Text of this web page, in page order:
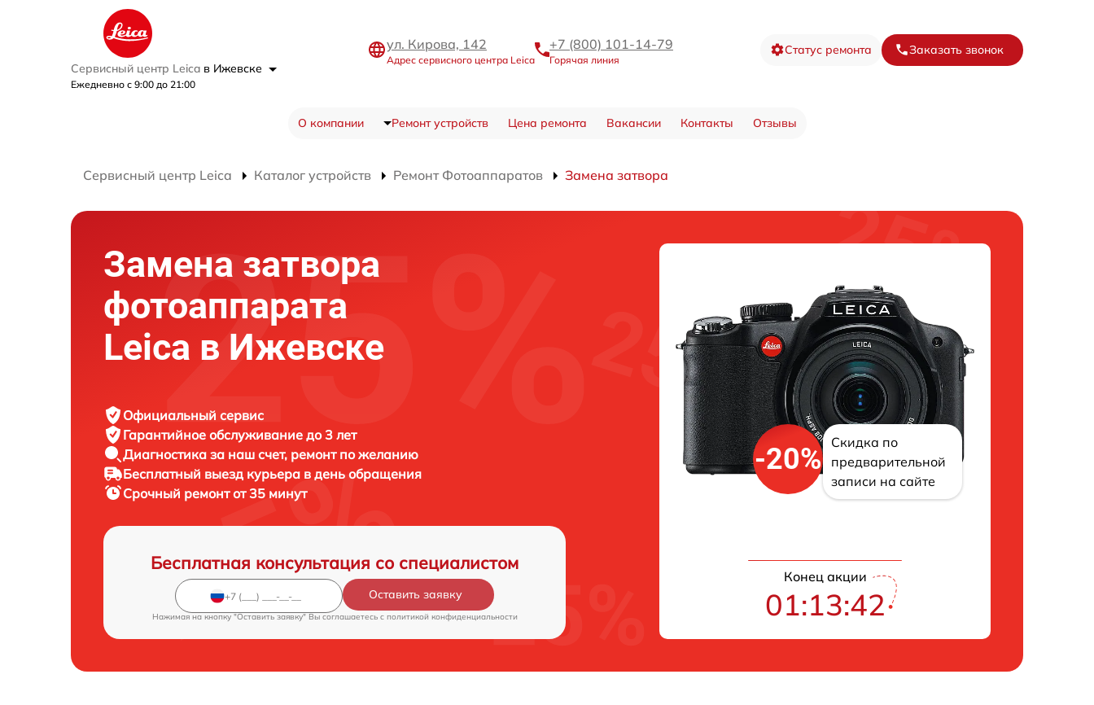
Сервисный центр Leica в Ижевске
Ежедневно с 9:00 до 21:00
ул. Кирова, 142
Адрес сервисного центра Leica
+7 (800) 101-14-79
Горячая линия
Статус ремонта Заказать звонок
О компании Ремонт устройств Цена ремонта Вакансии Контакты Отзывы
Сервисный центр Leica Каталог устройств Ремонт Фотоаппаратов Замена затвора
Замена затвора
фотоаппарата
Leica в Ижевске
Официальный сервис
Гарантийное обслуживание до 3 лет
Диагностика за наш счет, ремонт по желанию
Бесплатный выезд курьера в день обращения
Срочный ремонтот 35 минут
Бесплатная консультация со специалистом
Оставить заявку
Нажимая на кнопку "Оставить заявку" Вы соглашаетесь c политикой конфиденциальности
-20%
Скидка по
предварительной
записи на сайте
Конец акции
01:13:41